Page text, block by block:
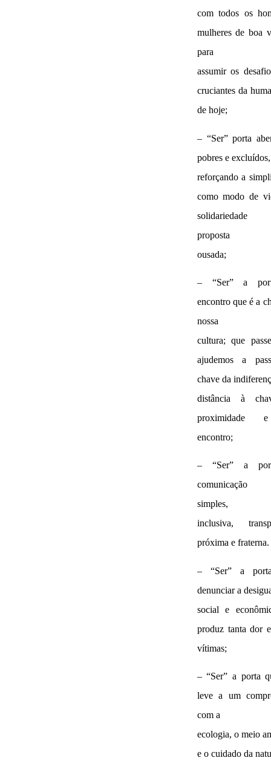
com todos os
mulheres de boa
para
assumir os
cruciantes da
de hoje;
– “Ser” porta
pobres e excluídos,
reforçando a
como modo de
solidariedade
proposta
ousada;
– “Ser” a
encontro que é a
nossa
cultura; que
ajudemos a
chave da
distância à
proximidade
encontro;
– “Ser” a
comunicação
simples,
inclusiva,
próxima e fraterna.
– “Ser” a
denunciar a
social e
produz tanta dor
vítimas;
– “Ser” a porta
leve a um
com a
ecologia, o meio
e o cuidado da